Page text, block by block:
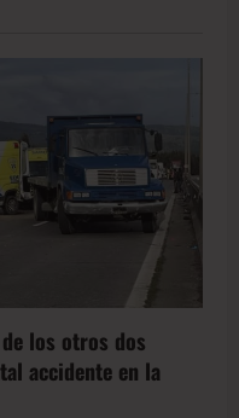
los otros dos
accidente en la